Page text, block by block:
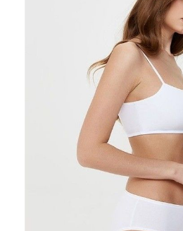
DODAJ DO KOSZYKA
POWIADOM MNIE O DOSTĘPNOŚCI